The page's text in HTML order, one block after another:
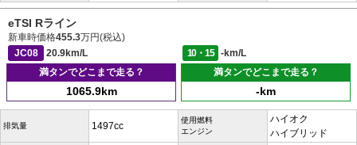
eTSI Rライン
新車時価格455.3万円(税込)
JC08
20.9km/L 10・15
-km/L
満タンでどこまで走る？
1065.9km
満タンでどこまで走る？
-km
排気量 1497cc
使用燃料
エンジン
ハイオク
ハイブリッド